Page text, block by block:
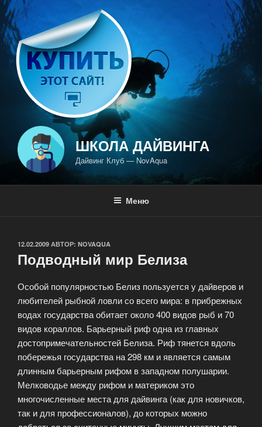
Перейти
к
содержимому
ШКОЛА ДАЙВИНГА
Дайвинг Клуб — NovAqua
Меню
ОПУБЛИКОВАНО
12.02.2009 АВТОР: NOVAQUA
Подводный мир Белиза
Особой популярностью Белиз пользуется у дайверов и
любителей рыбной ловли со всего мира: в прибрежных
водах государства обитает около 400 видов рыб и 70
видов кораллов. Барьерный риф одна из главных
достопримечательностей Белиза. Риф тянется вдоль
побережья государства на 298 км и является самым
длинным барьерным рифом в западном полушарии.
Мелководье между рифом и материком это
многочисленные места для дайвинга (как для новичков,
так и для профессионалов), до которых можно